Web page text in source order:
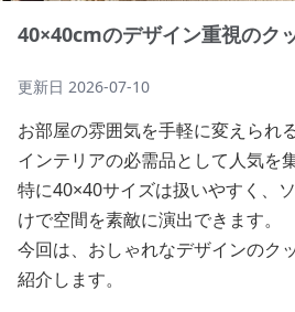
40×40cmのデザイン重視のク
更新日 2026-07-10
お部屋の雰囲気を手軽に変えられ
インテリアの必需品として人気を
特に40×40サイズは扱いやすく、
けで空間を素敵に演出できます。
今回は、おしゃれなデザインのク
紹介します。